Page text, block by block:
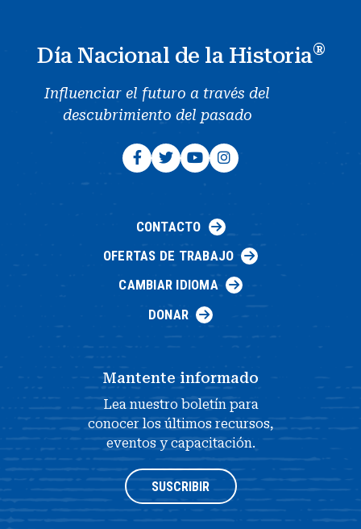
Día Nacional de la Historia®
Influenciar el futuro a través del
descubrimiento del pasado
CONTACTO
OFERTAS DE TRABAJO
CAMBIAR IDIOMA
DONAR
Mantente informado
Lea nuestro boletín para
conocer los últimos recursos,
eventos y capacitación.
SUSCRIBIR